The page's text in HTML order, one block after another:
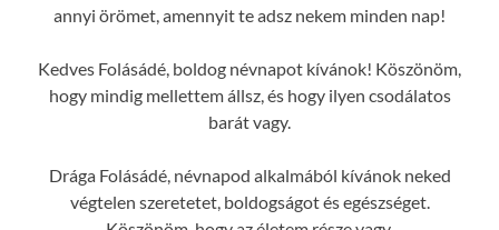
annyi örömet, amennyit te adsz nekem minden nap!
Kedves Folásádé, boldog névnapot kívánok! Köszönöm,
hogy mindig mellettem állsz, és hogy ilyen csodálatos
barát vagy.
Drága Folásádé, névnapod alkalmából kívánok neked
végtelen szeretetet, boldogságot és egészséget.